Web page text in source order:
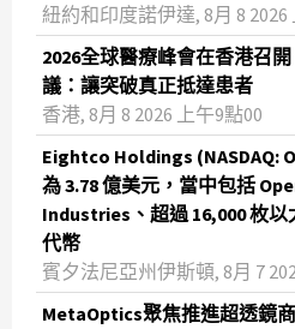
紐約和印度諾伊達, 8月 8 2026
2026全球醫療峰會在香港召
議：讓突破真正抵達患者
香港, 8月 8 2026 上午9點00
Eightco Holdings (NASDAQ:
為 3.78 億美元，當中包括
Industries、超過 16,000 枚以
代幣
賓夕法尼亞州伊斯頓, 8月 7
MetaOptics聚焦推進超透鏡